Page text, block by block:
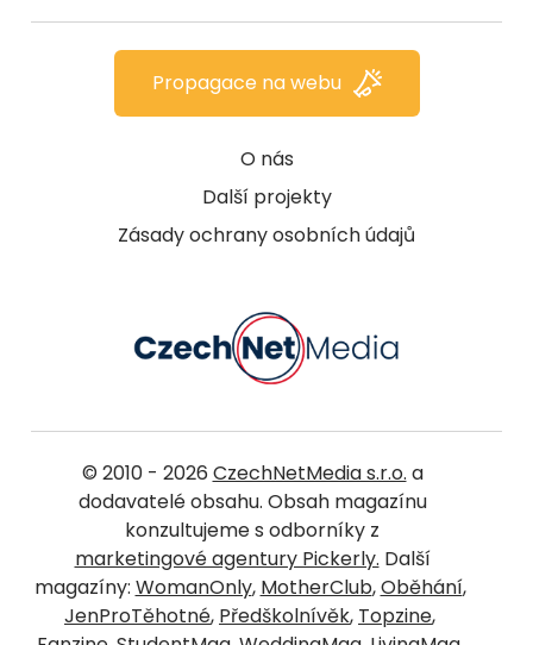
O nás
Další projekty
Zásady ochrany osobních údajů
Propagace na webu
© 2010 - 2026 CzechNetMedia s.r.o. a
dodavatelé obsahu. Obsah magazínu
konzultujeme s odborníky z
marketingové agentury Pickerly. Další
magazíny: WomanOnly, MotherClub,Oběhání,
JenProTěhotné, Předškolnívěk, Topzine,